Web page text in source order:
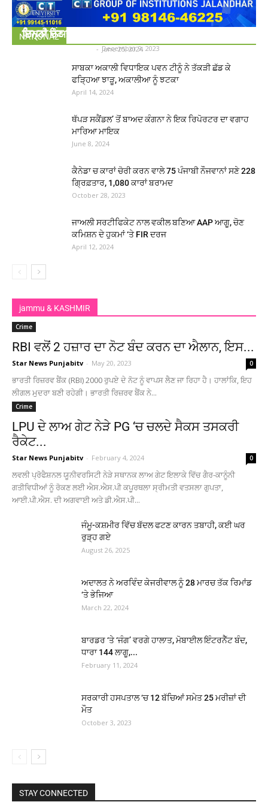
NATIONAL
ਪੰਜਾਬ: ਰਾਜ ਚੋਣ ਕਮਿਸ਼ਨ ਵੱਲੋਂ ਨੋਟੀਫਿਕੇਸ਼ਨ ਜਾਰੀ, ਇਥੇ
ਜ਼ਿਮਨੀ ਚੋਣ ਦਾ ਐਲਾਨ
- December 9, 2023
ਸੱਚਖੰਡ ਸ੍ਰੀ ਦਰਬਾਰ ਸਾਹਿਬ ਆਉਣ ਵਾਲੇ ਸ਼ਰਧਾਲੂਆਂ ਲਈ
ਇਨ੍ਹਾਂ ਨਿਯਮਾਂ ਦੀ ਪਾਲਣਾ ਕਰਨਾ ਜ਼ਰੂਰੀ
- June 25, 2024
ਸਾਬਕਾ ਅਕਾਲੀ ਵਿਧਾਇਕ ਪਵਨ ਟੀਨੂੰ ਨੇ ਤੱਕੜੀ ਛੱਡ ਕੇ
ਫੜ੍ਹਿਆ ਝਾੜੂ, ਅਕਾਲੀਆ ਨੂੰ ਝਟਕਾ
April 14, 2024
ਥੱਪੜ ਸਕੈਂਡਲ’ ਤੋਂ ਬਾਅਦ ਕੰਗਨਾ ਨੇ ਇਕ ਰਿਪੋਰਟਰ ਦਾ ਵਗਾਹ
ਮਾਰਿਆ ਮਾਇਕ
June 8, 2024
ਕੈਨੇਡਾ ਚ ਕਾਰਾਂ ਚੋਰੀ ਕਰਨ ਵਾਲੇ 75 ਪੰਜਾਬੀ ਨੌਜਵਾਨਾਂ ਸਣੇ 228
ਗ੍ਰਿਫ਼ਤਾਰ, 1,080 ਕਾਰਾਂ ਬਰਾਮਦ
October 28, 2023
ਜਾਅਲੀ ਸਰਟੀਫਿਕੇਟ ਨਾਲ ਵਕੀਲ ਬਣਿਆ AAP ਆਗੂ, ਚੋਣ
ਕਮਿਸ਼ਨ ਦੇ ਹੁਕਮਾਂ ‘ਤੇ FIR ਦਰਜ
April 12, 2024
jammu & KASHMIR
Crime
RBI ਵਲੋਂ 2 ਹਜ਼ਾਰ ਦਾ ਨੋਟ ਬੰਦ ਕਰਨ ਦਾ ਐਲਾਨ, ਇਸ...
Star News Punjabitv - May 20, 2023 0
ਭਾਰਤੀ ਰਿਜ਼ਰਵ ਬੈਂਕ (RBI) 2000 ਰੁਪਏ ਦੇ ਨੋਟ ਨੂੰ ਵਾਪਸ ਲੈਣ ਜਾ ਰਿਹਾ ਹੈ। ਹਾਲਾਂਕਿ, ਇਹ
ਲੀਗਲ ਮੁਦਰਾ ਬਣੀ ਰਹੇਗੀ। ਭਾਰਤੀ ਰਿਜ਼ਰਵ ਬੈਂਕ ਨੇ...
Crime
LPU ਦੇ ਲਾਅ ਗੇਟ ਨੇੜੇ PG ‘ਚ ਚਲਦੇ ਸੈਕਸ ਤਸਕਰੀ
ਰੈਕੇਟ...
Star News Punjabitv - February 4, 2024 0
ਲਵਲੀ ਪ੍ਰੋਫੈਸ਼ਨਲ ਯੂਨੀਵਰਸਿਟੀ ਨੇੜੇ ਸਥਾਨਕ ਲਾਅ ਗੇਟ ਇਲਾਕੇ ਵਿੱਚ ਗੈਰ-ਕਾਨੂੰਨੀ
ਗਤੀਵਿਧੀਆਂ ਨੂੰ ਰੋਕਣ ਲਈ ਐਸ.ਐਸ.ਪੀ ਕਪੂਰਥਲਾ ਸ੍ਰੀਮਤੀ ਵਤਸਲਾ ਗੁਪਤਾ,
ਆਈ.ਪੀ.ਐਸ. ਦੀ ਅਗਵਾਈ ਅਤੇ ਡੀ.ਐਸ.ਪੀ...
ਜੰਮੂ-ਕਸ਼ਮੀਰ ਵਿੱਚ ਬੱਦਲ ਫਟਣ ਕਾਰਨ ਤਬਾਹੀ, ਕਈ ਘਰ
ਰੁੜ੍ਹ ਗਏ
August 26, 2025
ਅਦਾਲਤ ਨੇ ਅਰਵਿੰਦ ਕੇਜਰੀਵਾਲ ਨੂੰ 28 ਮਾਰਚ ਤੱਕ ਰਿਮਾਂਡ
‘ਤੇ ਭੇਜਿਆ
March 22, 2024
ਬਾਰਡਰ ‘ਤੇ ‘ਜੰਗ’ ਵਰਗੇ ਹਾਲਾਤ, ਮੋਬਾਈਲ ਇੰਟਰਨੈੱਟ ਬੰਦ,
ਧਾਰਾ 144 ਲਾਗੂ,...
February 11, 2024
ਸਰਕਾਰੀ ਹਸਪਤਾਲ ‘ਚ 12 ਬੱਚਿਆਂ ਸਮੇਤ 25 ਮਰੀਜ਼ਾਂ ਦੀ
ਮੌਤ
October 3, 2023
STAY CONNECTED